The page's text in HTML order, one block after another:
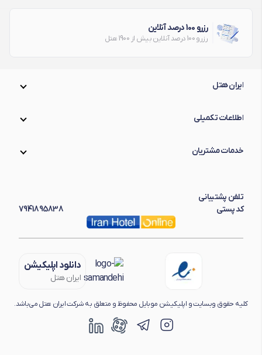
رزرو 100 درصد آنلاین
رزرو 100 درصد آنلاین بیش از 1900 هتل
ایران هتل
اطلاعات تکمیلی
خدمات مشتریان
تلفن پشتیبانی
کد پستی
7941895838
دانلود اپلیکیشن
ایران هتل
کلیه حقوق وبسایت و اپلیکیشن موبایل محفوظ و متعلق به شرکت ایران هتل می‌باشد.